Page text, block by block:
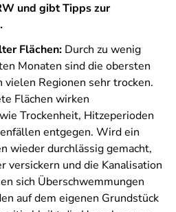
und gibt Tipps zur
Flächen: Durch zu wenig
Monaten sind die obersten
vielen Regionen sehr trocken.
Flächen wirken
Trockenheit, Hitzeperioden
entgegen. Wird ein
wieder durchlässig gemacht,
versickern und die Kanalisation
sich Überschwemmungen
auf dem eigenen Grundstück